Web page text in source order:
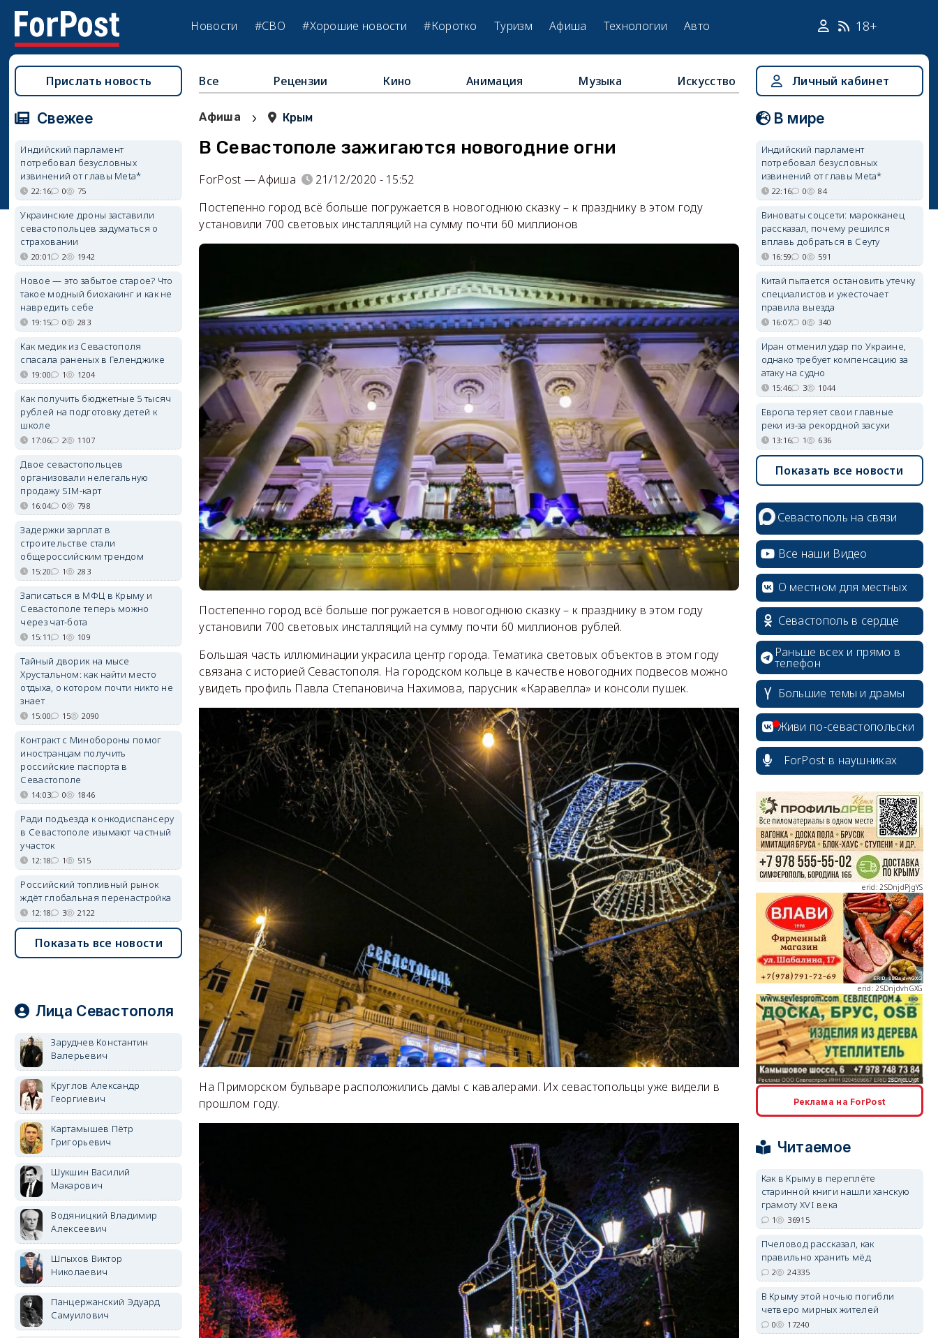
Новости #СВО #Хорошие новости #Коротко Туризм Афиша Технологии Авто 18+
Все Рецензии Кино Анимация Музыка Искусство
Афиша › Крым
В Севастополе зажигаются новогодние огни
ForPost — Афиша
21/12/2020 - 15:52
Постепенно город всё больше погружается в новогоднюю сказку – к празднику в этом году
установили 700 световых инсталляций на сумму почти 60 миллионов
Постепенно город всё больше погружается в новогоднюю сказку – к празднику в этом году
установили 700 световых инсталляций на сумму почти 60 миллионов рублей.
Большая часть иллюминации украсила центр города. Тематика световых объектов в этом году
связана с историей Севастополя. На городском кольце в качестве новогодних подвесов можно
увидеть профиль Павла Степановича Нахимова, парусник «Каравелла» и консоли пушек.
На Приморском бульваре расположились дамы с кавалерами. Их севастопольцы уже видели в
прошлом году.
Прислать новость
Свежее
Индийский парламент
потребовал безусловных
извинений от главы Meta*
22:16 0 75
Украинские дроны заставили
севастопольцев задуматься о
страховании
20:01 2 1942
Новое — это забытое старое? Что
такое модный биохакинг и как не
навредить себе
19:15 0 283
Как медик из Севастополя
спасала раненых в Геленджике
19:00 1 1204
Как получить бюджетные 5 тысяч
рублей на подготовку детей к
школе
17:06 2 1107
Двое севастопольцев
организовали нелегальную
продажу SIM-карт
16:04 0 798
Задержки зарплат в
строительстве стали
общероссийским трендом
15:20 1 283
Записаться в МФЦ в Крыму и
Севастополе теперь можно
через чат-бота
15:11 1 109
Тайный дворик на мысе
Хрустальном: как найти место
отдыха, о котором почти никто не
знает
15:00 15 2090
Контракт с Минобороны помог
иностранцам получить
российские паспорта в
Севастополе
14:03 0 1846
Ради подъезда к онкодиспансеру
в Севастополе изымают частный
участок
12:18 1 515
Российский топливный рынок
ждёт глобальная перенастройка
12:18 3 2122
Показать все новости
Лица Севастополя
Заруднев Константин
Валерьевич
Круглов Александр
Георгиевич
Картамышев Пётр
Григорьевич
Шукшин Василий
Макарович
Водяницкий Владимир
Алексеевич
Шпыхов Виктор
Николаевич
Панцержанский Эдуард
Самуилович
Личный кабинет
В мире
Индийский парламент
потребовал безусловных
извинений от главы Meta*
22:16 0 84
Виноваты соцсети: марокканец
рассказал, почему решился
вплавь добраться в Сеуту
16:59 0 591
Китай пытается остановить утечку
специалистов и ужесточает
правила выезда
16:07 0 340
Иран отменил удар по Украине,
однако требует компенсацию за
атаку на судно
15:46 3 1044
Европа теряет свои главные
реки из-за рекордной засухи
13:16 1 636
Показать все новости
Севастополь на связи
Все наши Видео
О местном для местных
Севастополь в сердце
Раньше всех и прямо в
телефон
Большие темы и драмы
Живи по-севастопольски
ForPost в наушниках
erid: 2SDnjcrDNw6
erid: 2SDnjdPjgYS
erid: 2SDnjdvhGXG
erid: 2SDnjcLUypt
erid: 2SDnjcrDNw6
erid: 2SDnjdvhGXG
Реклама на ForPost
Читаемое
Как в Крыму в переплёте
старинной книги нашли ханскую
грамоту XVI века
1 36915
Пчеловод рассказал, как
правильно хранить мёд
2 24335
В Крыму этой ночью погибли
четверо мирных жителей
0 17240